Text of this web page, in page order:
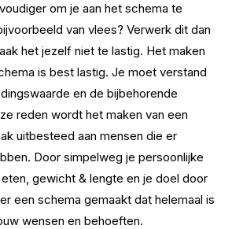
om je aan het schema te
van vlees? Verwerk dit dan
het jezelf niet te lastig. Het maken
is best lastig. Je moet verstand
en de bijbehorende
reden wordt het maken van een
uitbesteed aan mensen die er
Door simpelweg je persoonlijke
gewicht & lengte en je doel door
een schema gemaakt dat helemaal is
wensen en behoeften.